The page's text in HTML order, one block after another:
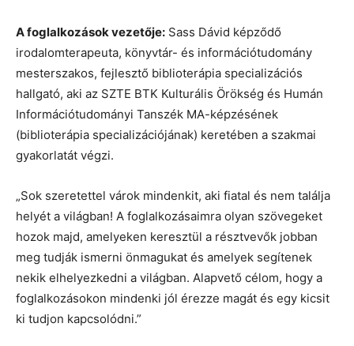
A foglalkozások vezetője: Sass Dávid képződő
irodalomterapeuta, könyvtár- és információtudomány
mesterszakos, fejlesztő biblioterápia specializációs
hallgató, aki az SZTE BTK Kulturális Örökség és Humán
Információtudományi Tanszék MA-képzésének
(biblioterápia specializációjának) keretében a szakmai
gyakorlatát végzi.
„Sok szeretettel várok mindenkit, aki fiatal és nem találja
helyét a világban! A foglalkozásaimra olyan szövegeket
hozok majd, amelyeken keresztül a résztvevők jobban
meg tudják ismerni önmagukat és amelyek segítenek
nekik elhelyezkedni a világban. Alapvető célom, hogy a
foglalkozásokon mindenki jól érezze magát és egy kicsit
ki tudjon kapcsolódni.”